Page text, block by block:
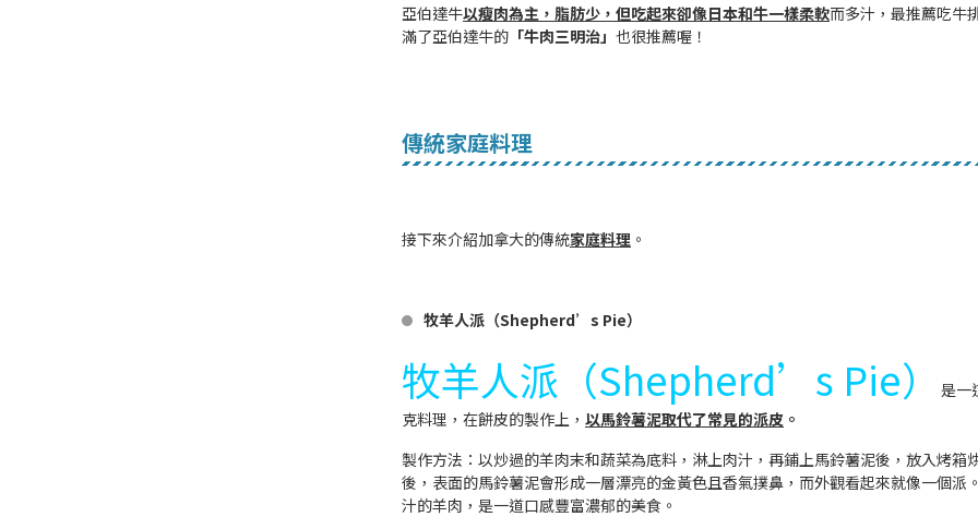
亞伯達牛以瘦肉為主，脂肪少，但吃起來卻像日本和牛一樣柔軟而多汁，最推薦吃牛
滿了亞伯達牛的 「牛肉三明治」 也很推薦喔！
傳統家庭料理
接下來介紹加拿大的傳統家庭料理 。
牧羊人派（Shepherd’s Pie）
牧羊人派（Shepherd’s Pie）
是一
克料理，在餅皮的製作上， 以馬鈴薯泥取代了常見的派皮 。
製作方法：以炒過的羊肉末和蔬菜為底料，淋上肉汁，再鋪上馬鈴薯泥後，放入烤箱
後，表面的馬鈴薯泥會形成一層漂亮的金黃色且香氣撲鼻，而外觀看起來就像一個派
汁的羊肉，是一道口感豐富濃郁的美食。